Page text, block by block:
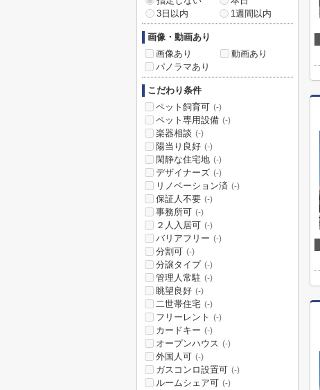
3日以内
1週間以内
画像・動画あり
画像あり
動画あり
パノラマあり
こだわり条件
ペット飼育可 (-)
ペット専用設備 (-)
楽器相談 (-)
陽当り良好 (-)
閑静な住宅地 (-)
デザイナーズ (-)
リノベーション済 (-)
保証人不要 (-)
事務所可 (-)
２人入居可 (-)
バリアフリー (-)
分割可 (-)
分譲タイプ (-)
管理人常駐 (-)
眺望良好 (-)
二世帯住宅 (-)
フリーレント (-)
カードキー (-)
オープンハウス (-)
外国人可 (-)
ガスコンロ設置可 (-)
ルームシェア可 (-)